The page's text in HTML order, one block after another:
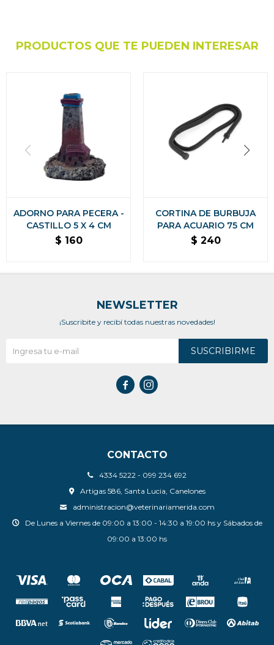
PRODUCTOS QUE TE PUEDEN INTERESAR
ADORNO PARA PECERA -
CASTILLO 5 X 4 CM
$ 160
CORTINA DE BURBUJA
PARA ACUARIO 75 CM
$ 240
CONTACTO
4334 5222 - 099 234 692
Artigas 586, Santa Lucia, Canelones
administracion@veterinariamerida.com
De Lunes a Viernes de 09:00 a 13:00 - 14:30 a 19:00 hs y Sábados de
09:00 a 13:00 hs
NEWSLETTER
¡Suscribite y recibí todas nuestras novedades!
SUSCRIBIRME
 